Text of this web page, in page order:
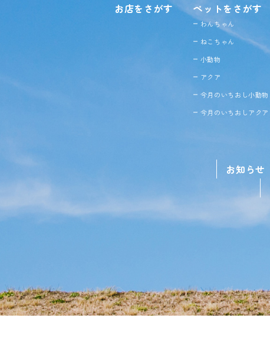
お店をさがす ペットをさがす
わんちゃん
ねこちゃん
小動物
アクア
今月のいちおし小動物
今月のいちおしアクア
お知らせ